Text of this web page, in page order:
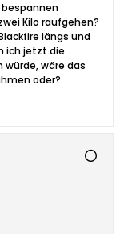
bespannen
Kilo raufgehen?
längs und
ich jetzt die
würde, wäre das
oder?